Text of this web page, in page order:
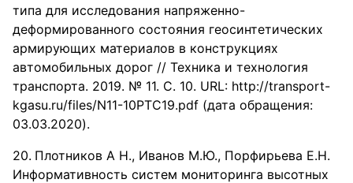
типа для исследования напряженно-
деформированного состояния геосинтетических
армирующих материалов в конструкциях
автомобильных дорог // Техника и технология
транспорта. 2019. № 11. С. 10. URL: http://transport-
kgasu.ru/files/N11-10PTC19.pdf (дата обращения:
03.03.2020).
Плотников А Н., Иванов М.Ю., Порфирьева Е.Н.
Информативность систем мониторинга высотных